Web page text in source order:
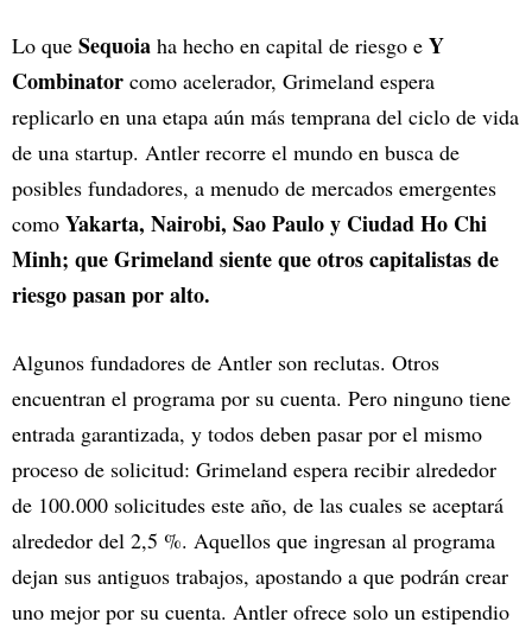
Lo que Sequoia ha hecho en capital de riesgo e Y
Combinator como acelerador, Grimeland espera
replicarlo en una etapa aún más temprana del ciclo de vida
de una startup. Antler recorre el mundo en busca de
posibles fundadores, a menudo de mercados emergentes
como Yakarta, Nairobi, Sao Paulo y Ciudad Ho Chi
Minh; que Grimeland siente que otros capitalistas de
riesgo pasan por alto.
Algunos fundadores de Antler son reclutas. Otros
encuentran el programa por su cuenta. Pero ninguno tiene
entrada garantizada, y todos deben pasar por el mismo
proceso de solicitud: Grimeland espera recibir alrededor
de 100.000 solicitudes este año, de las cuales se aceptará
alrededor del 2,5 %. Aquellos que ingresan al programa
dejan sus antiguos trabajos, apostando a que podrán crear
uno mejor por su cuenta. Antler ofrece solo un estipendio